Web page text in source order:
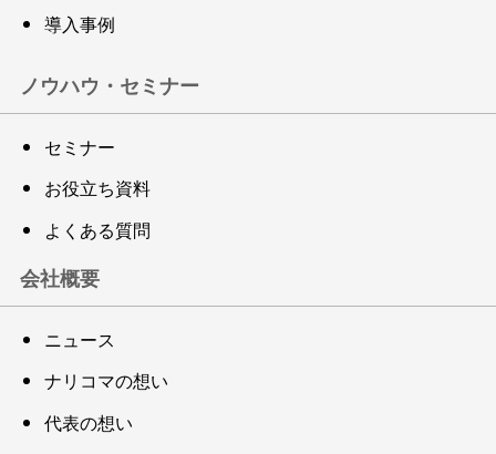
導入事例
ノウハウ・セミナー
セミナー
お役立ち資料
よくある質問
会社概要
ニュース
ナリコマの想い
代表の想い